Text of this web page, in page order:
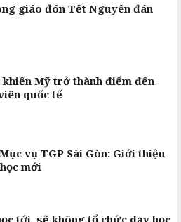
giáo đón Tết Nguyên đán
khiến Mỹ trở thành điểm đến
quốc tế
vụ TGP Sài Gòn: Giới thiệu
mới
tới, sẽ không tổ chức dạy học